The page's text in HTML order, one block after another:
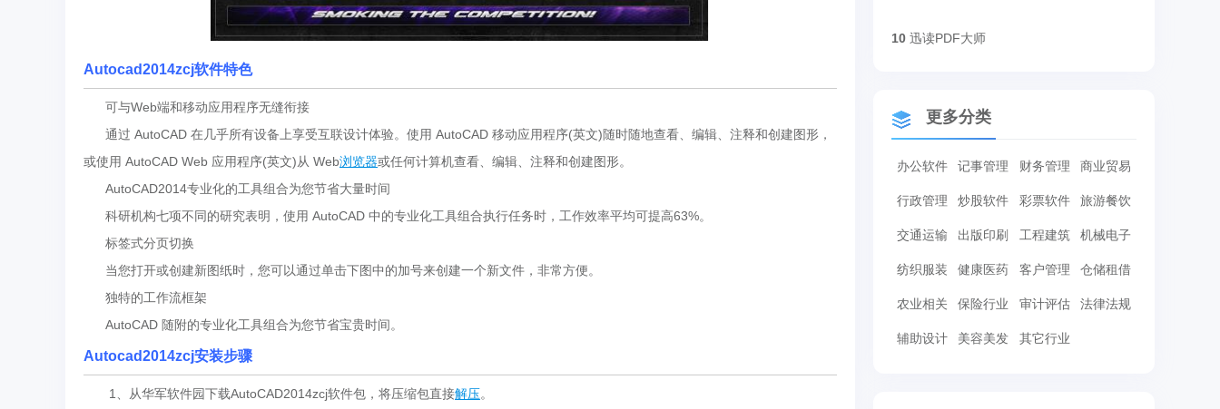
Autocad2014zcj软件特色
可与Web端和移动应用程序无缝衔接
通过 AutoCAD 在几乎所有设备上享受互联设计体验。使用 AutoCAD 移动应用程序(英文)随时随地查看、编辑、注释和创建图形，
或使用 AutoCAD Web 应用程序(英文)从 Web浏览器或任何计算机查看、编辑、注释和创建图形。
AutoCAD2014专业化的工具组合为您节省大量时间
科研机构七项不同的研究表明，使用 AutoCAD 中的专业化工具组合执行任务时，工作效率平均可提高63%。
标签式分页切换
当您打开或创建新图纸时，您可以通过单击下图中的加号来创建一个新文件，非常方便。
独特的工作流框架
AutoCAD 随附的专业化工具组合为您节省宝贵时间。
Autocad2014zcj安装步骤
1、从华军软件园下载AutoCAD2014zcj软件包，将压缩包直接解压。
10 迅读PDF大师
更多分类
办公软件 记事管理 财务管理 商业贸易
行政管理 炒股软件 彩票软件 旅游餐饮
交通运输 出版印刷 工程建筑 机械电子
纺织服装 健康医药 客户管理 仓储租借
农业相关 保险行业 审计评估 法律法规
辅助设计 美容美发 其它行业